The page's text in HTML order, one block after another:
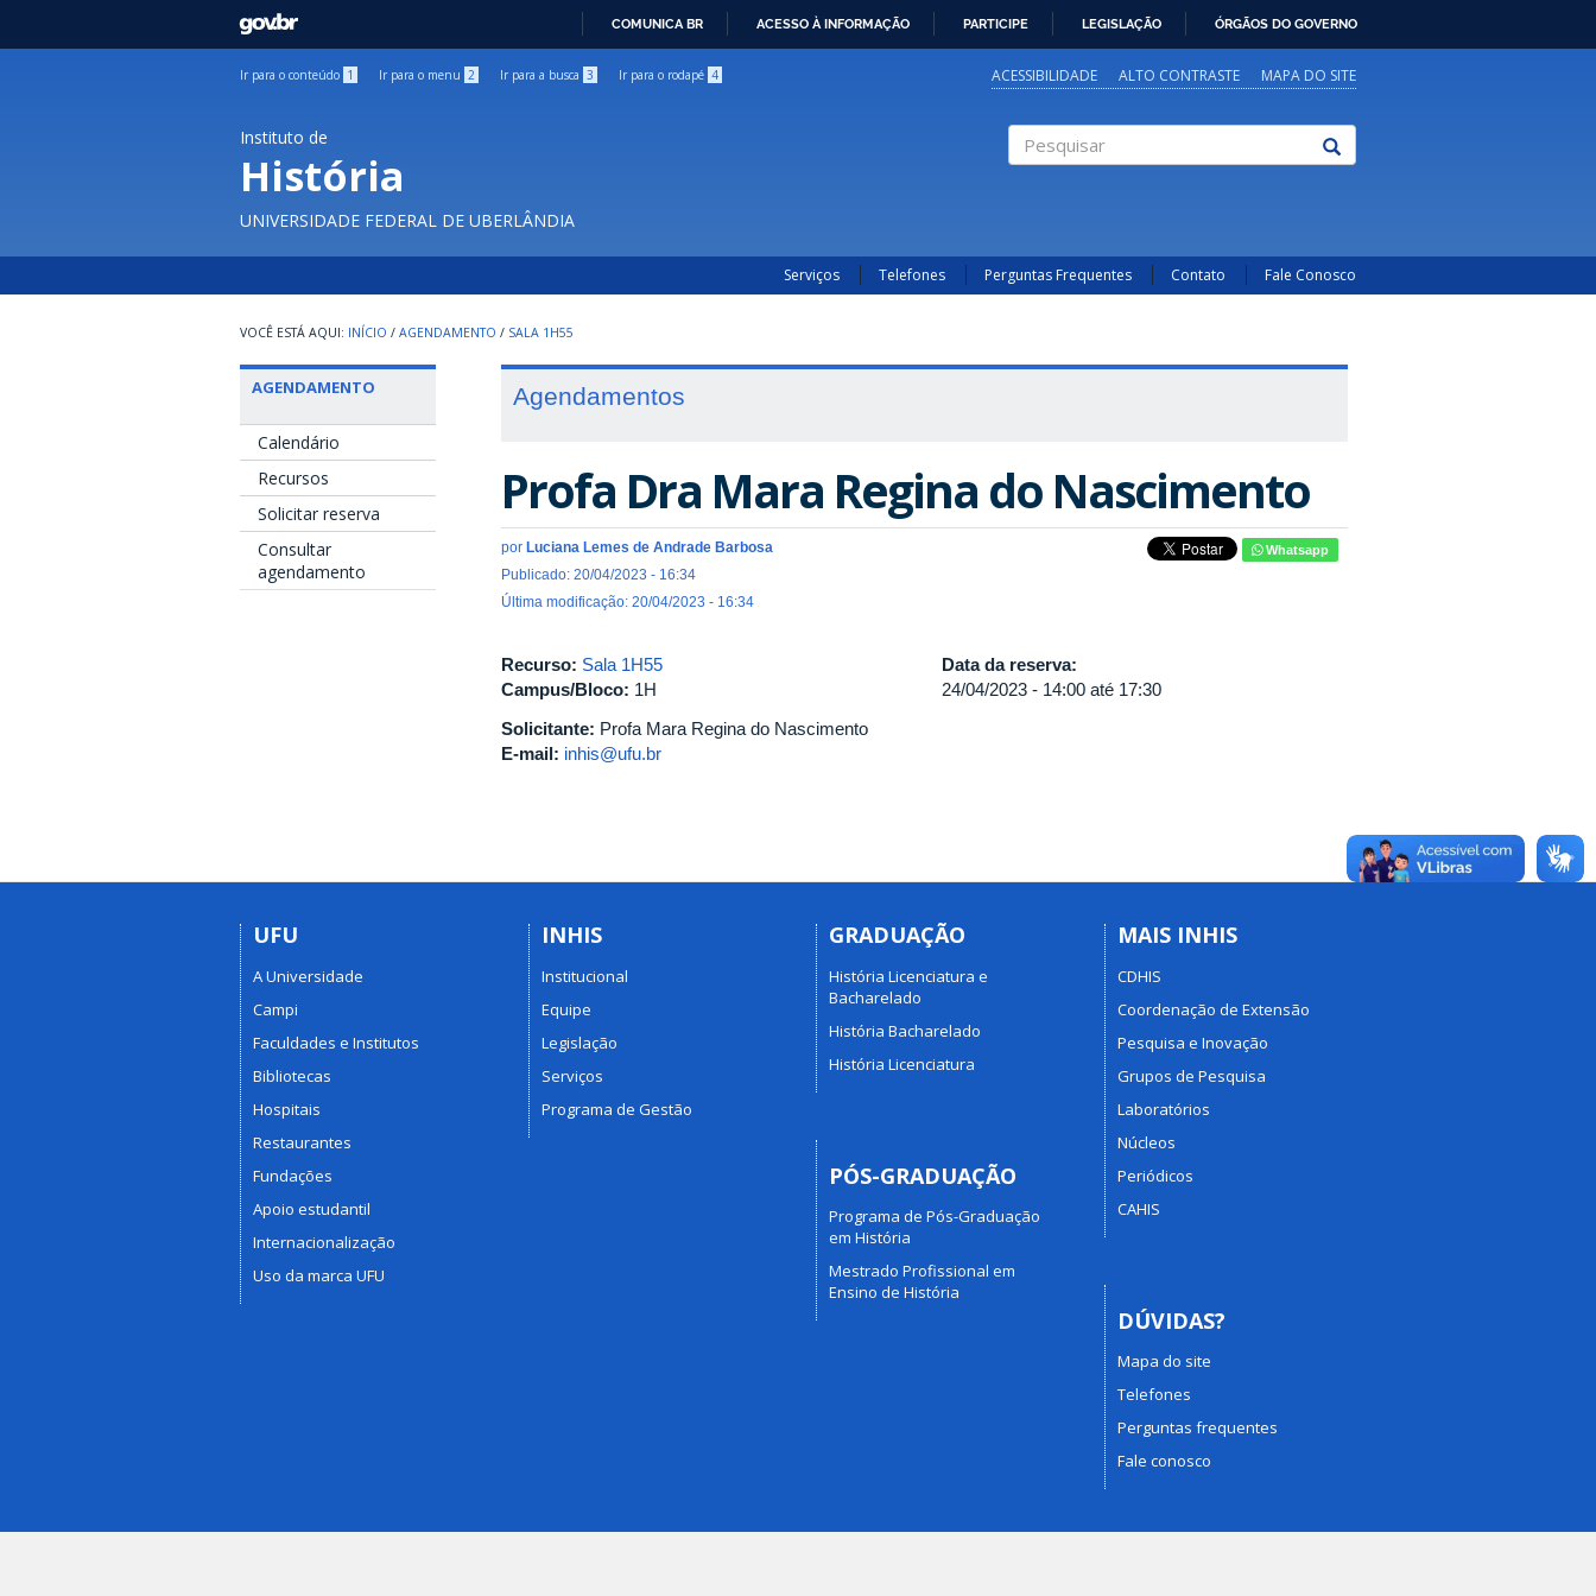
GOVBR
COMUNICA BR ACESSO À INFORMAÇÃO PARTICIPE LEGISLAÇÃO ÓRGÃOS DO GOVERNO
Ir para o conteúdo 1 Ir para o menu 2 Ir para a busca 3 Ir para o rodapé 4 ACESSIBILIDADE ALTO CONTRASTE MAPA DO SITE
Instituto de
História
UNIVERSIDADE FEDERAL DE UBERLÂNDIA
Serviços Telefones Perguntas Frequentes Contato Fale Conosco
INÍCIO / AGENDAMENTO / SALA 1H55
AGENDAMENTO
Calendário
Recursos
Solicitar reserva
Consultar
agendamento
Agendamentos
Profa Dra Mara Regina do Nascimento
por Luciana Lemes de Andrade Barbosa
Publicado: 20/04/2023 - 16:34
Última modificação: 20/04/2023 - 16:34
Whatsapp
Recurso: Sala 1H55
Campus/Bloco: 1H
Solicitante: Profa Mara Regina do Nascimento
E-mail: inhis@ufu.br
Data da reserva:
24/04/2023 - 14:00 até 17:30
UFU
A Universidade
Campi
Faculdades e Institutos
Bibliotecas
Hospitais
Restaurantes
Fundações
Apoio estudantil
Internacionalização
Uso da marca UFU
INHIS
Institucional
Equipe
Legislação
Serviços
Programa de Gestão
GRADUAÇÃO
História Licenciatura e
Bacharelado
História Bacharelado
História Licenciatura
PÓS-GRADUAÇÃO
Programa de Pós-Graduação
em História
Mestrado Profissional em
Ensino de História
MAIS INHIS
CDHIS
Coordenação de Extensão
Pesquisa e Inovação
Grupos de Pesquisa
Laboratórios
Núcleos
Periódicos
CAHIS
DÚVIDAS?
Mapa do site
Telefones
Perguntas frequentes
Fale conosco